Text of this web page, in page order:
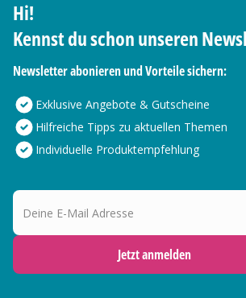
Hi!
Kennst du schon unseren
Newsletter abonieren und Vorteile sichern:
Exklusive Angebote & Gutscheine
Hilfreiche Tipps zu aktuellen Themen
Individuelle Produktempfehlung
Deine E-Mail Adresse
Jetzt anmelden